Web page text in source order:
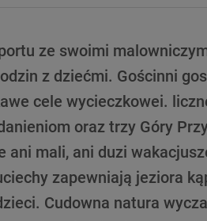
ze swoimi
z dziećmi. Gościnni
cele wycieczkowei.
oraz trzy Góry
ani mali, ani duzi
zapewniają jeziora
Cudowna natura